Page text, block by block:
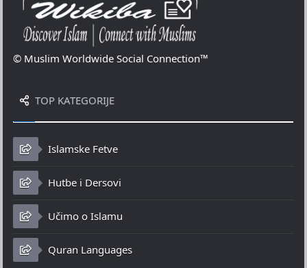
© Muslim Worldwide Social Connection™
TOP KATEGORIJE
Islamske Fetve
Hutbe i Dersovi
Učimo o Islamu
Quran Languages